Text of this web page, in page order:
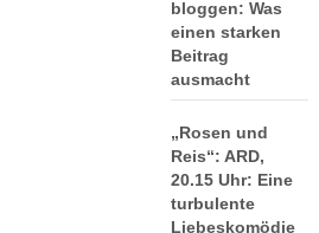
bloggen: Was
einen starken
Beitrag
ausmacht
„Rosen und
Reis“: ARD,
20.15 Uhr: Eine
turbulente
Liebeskomödie